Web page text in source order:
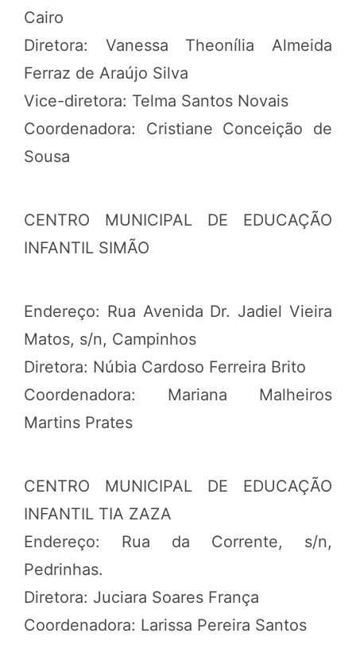
Cairo
Diretora: Vanessa Theonília Almeida
Ferraz de Araújo Silva
Vice-diretora: Telma Santos Novais
Coordenadora: Cristiane Conceição de
Sousa
CENTRO MUNICIPAL DE EDUCAÇÃO
INFANTIL SIMÃO
Endereço: Rua Avenida Dr. Jadiel Vieira
Matos, s/n, Campinhos
Diretora: Núbia Cardoso Ferreira Brito
Coordenadora: Mariana Malheiros
Martins Prates
CENTRO MUNICIPAL DE EDUCAÇÃO
INFANTIL TIA ZAZA
Endereço: Rua da Corrente, s/n,
Pedrinhas.
Diretora: Juciara Soares França
Coordenadora: Larissa Pereira Santos